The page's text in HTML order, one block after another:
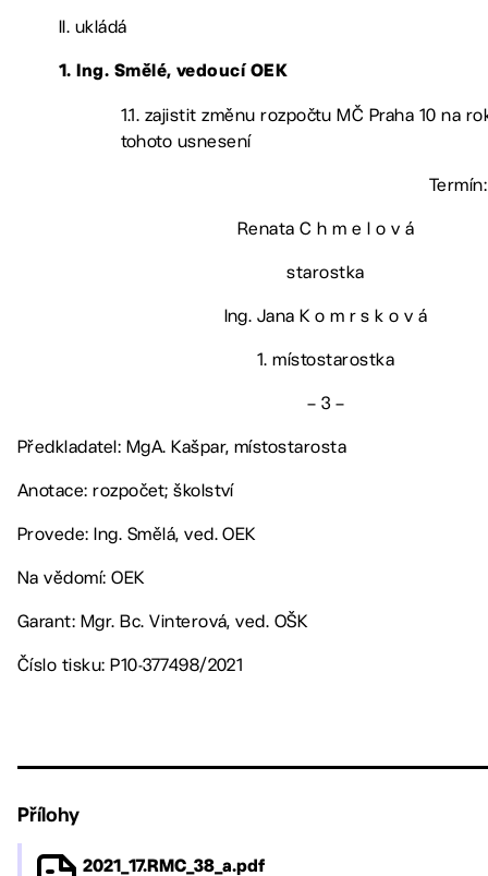
II. ukládá
1. Ing. Smělé, vedoucí OEK
1.1. zajistit změnu rozpočtu MČ Praha 10 na
tohoto usnesení
Renata C h m e l o v á
starostka
Ing. Jana K o m r s k o v á
1. místostarostka
– 3 –
Předkladatel: MgA. Kašpar, místostarosta
Anotace: rozpočet; školství
Provede: Ing. Smělá, ved. OEK
Na vědomí: OEK
Garant: Mgr. Bc. Vinterová, ved. OŠK
Číslo tisku: P10-377498/2021
Přílohy
2021_17.RMC_38_a.pdf